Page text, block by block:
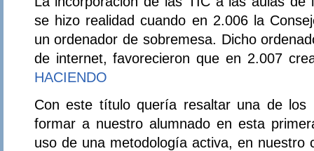
se hizo realidad cuando en 2.006 la
un ordenador de sobremesa. Dicho
de internet, favorecieron que en 2.007
HACIENDO
Con este título quería resaltar una de los
formar a nuestro alumnado en esta
uso de una metodología activa, en nuestro